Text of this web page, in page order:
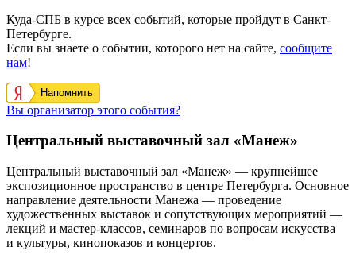
Куда-СПБ в курсе всех событий, которые пройдут в Санкт-
Петербурге.
Если вы знаете о событии, которого нет на сайте, сообщите
нам!
Напомнить
Вы организатор этого события?
Центральный выставочный зал «Манеж»
Центральный выставочный зал «Манеж» — крупнейшее
экспозиционное пространство в центре Петербурга. Основное
направление деятельности Манежа — проведение
художественных выставок и сопутствующих мероприятий —
лекций и мастер-классов, семинаров по вопросам искусства
и культуры, кинопоказов и концертов.